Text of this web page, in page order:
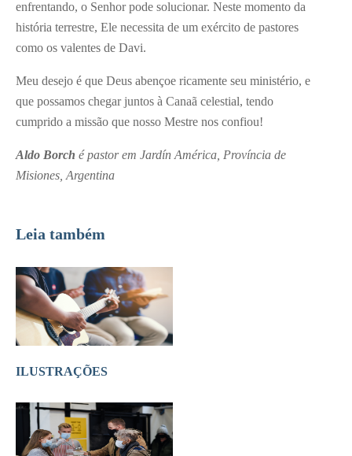
enfrentando, o Senhor pode solucionar. Neste momento da
história terrestre, Ele necessita de um exército de pastores
como os valentes de Davi.
Meu desejo é que Deus abençoe ricamente seu ministério, e
que possamos chegar juntos à Canaã celestial, tendo
cumprido a missão que nosso Mestre nos confiou!
Aldo Borch é pastor em Jardín América, Província de
Misiones, Argentina
Leia também
ILUSTRAÇÕES